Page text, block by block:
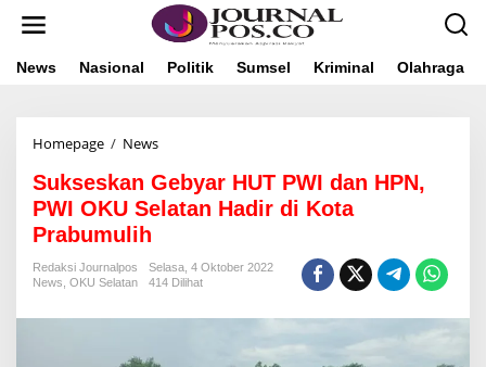
News Nasional Politik Sumsel Kriminal Olahraga
Homepage / News
k
s
e
k
a
G
Sukseskan Gebyar HUT PWI dan HPN,
PWI OKU Selatan Hadir di Kota
Prabumulih
Redaksi Journalpos
Selasa, 4 Oktober 2022
News OKU Selatan 414 Dilihat